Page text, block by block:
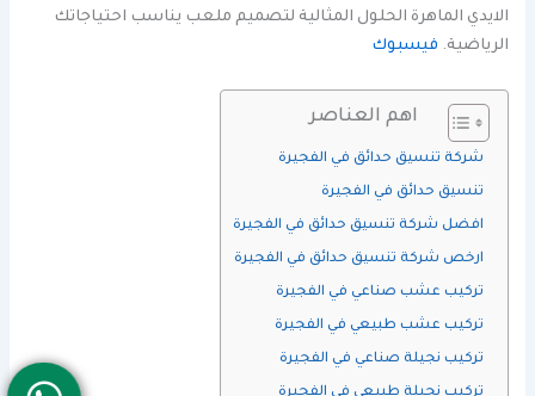
الايدي الماهرة الحلول المثالية لتصميم ملعب يناسب احتياجاتك
الرياضية. فيسبوك
اهم العناصر
شركة تنسيق حدائق في الفجيرة
تنسيق حدائق في الفجيرة
افضل شركة تنسيق حدائق في الفجيرة
ارخص شركة تنسيق حدائق في الفجيرة
تركيب عشب صناعي في الفجيرة
تركيب عشب طبيعي في الفجيرة
تركيب نجيلة صناعي في الفجيرة
تركيب نجيلة طبيعي في الفجيرة